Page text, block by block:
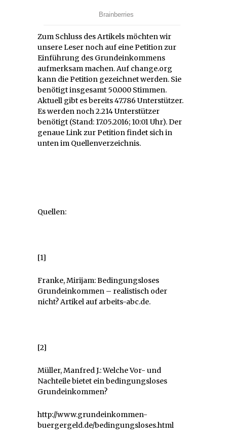
Zum Schluss des Artikels möchten wir
unsere Leser noch auf eine Petition zur
Einführung des Grundeinkommens
aufmerksam machen. Auf change.org
kann die Petition gezeichnet werden. Sie
benötigt insgesamt 50.000 Stimmen.
Aktuell gibt es bereits 47.786 Unterstützer.
Es werden noch 2.214 Unterstützer
benötigt (Stand: 17.05.2016; 10:01 Uhr). Der
genaue Link zur Petition findet sich in
unten im Quellenverzeichnis.
Quellen:
[1]
Franke, Mirijam: Bedingungsloses
Grundeinkommen – realistisch oder
nicht? Artikel auf arbeits-abc.de.
[2]
Müller, Manfred J.: Welche Vor- und
Nachteile bietet ein bedingungsloses
Grundeinkommen?
http://www.grundeinkommen-
buergergeld.de/bedingungsloses.html